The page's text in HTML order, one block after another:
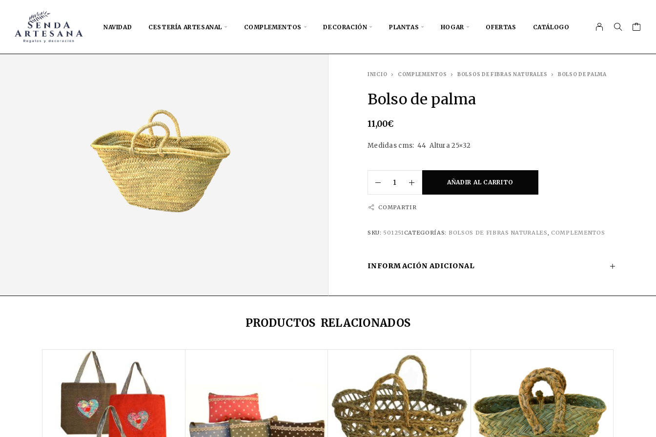
NAVIDAD CESTERÍA ARTESANAL COMPLEMENTOS DECORACIÓN PLANTAS HOGAR OFERTAS CATÁLOGO
INICIO COMPLEMENTOS BOLSOS DE FIBRAS NATURALES BOLSO DE PALMA
Bolso de palma
11,00€
Medidas cms: 44 Altura 25×32
AÑADIR AL CARRITO
COMPARTIR
SKU: 501251CATEGORÍAS: BOLSOS DE FIBRAS NATURALES, COMPLEMENTOS
INFORMACIÓN ADICIONAL
PRODUCTOS RELACIONADOS